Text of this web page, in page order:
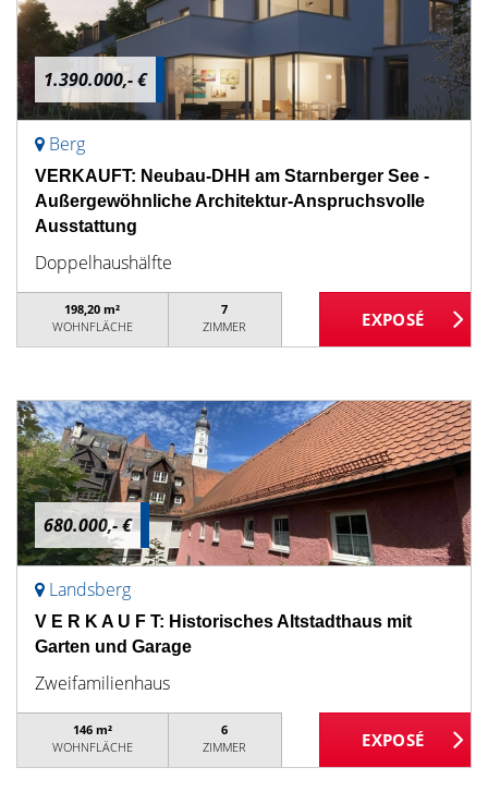
1.390.000,- €
Berg
VERKAUFT: Neubau-DHH am Starnberger See -
Außergewöhnliche Architektur-Anspruchsvolle
Ausstattung
Doppelhaushälfte
198,20 m²
WOHNFLÄCHE
7
ZIMMER
680.000,- €
Landsberg
V E R K A U F T: Historisches Altstadthaus mit
Garten und Garage
Zweifamilienhaus
146 m²
WOHNFLÄCHE
6
ZIMMER